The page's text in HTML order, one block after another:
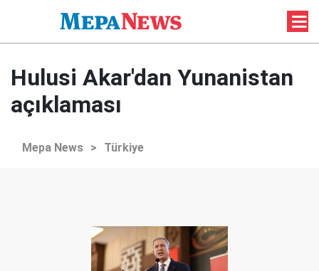
Hulusi Akar'dan Yunanistan
açıklaması
Mepa News > Türkiye